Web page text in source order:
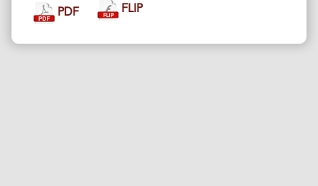
PDF FLIP